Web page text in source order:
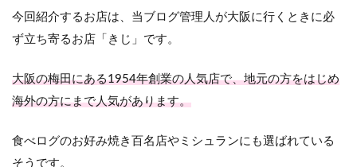
「き
に行
み
た！
に行
った
今回紹介するお店は、当ブログ管理人が大阪に行くときに必
ず立ち寄るお店「きじ」です。
大阪の梅田にある1954年創業の人気店で、地元の方をはじめ
海外の方にまで人気があります。
食べログのお好み焼き百名店やミシュランにも選ばれている
そうです。